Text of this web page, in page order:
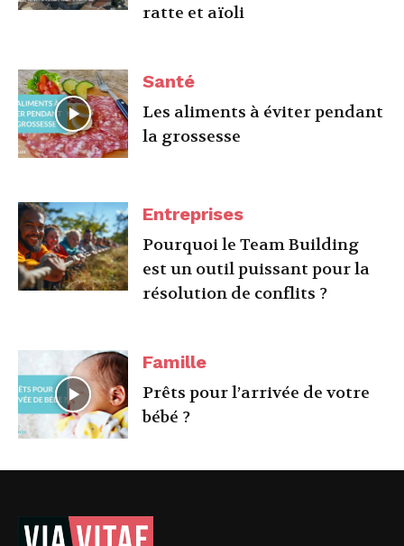
ratte et aïoli
Santé
Les aliments à éviter pendant
la grossesse
Entreprises
Pourquoi le Team Building
est un outil puissant pour la
résolution de conflits ?
Famille
Prêts pour l’arrivée de votre
bébé ?